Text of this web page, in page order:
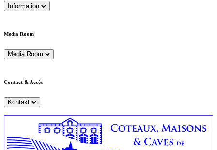
Information
Media Room
Media Room
Contact & Accès
Kontakt